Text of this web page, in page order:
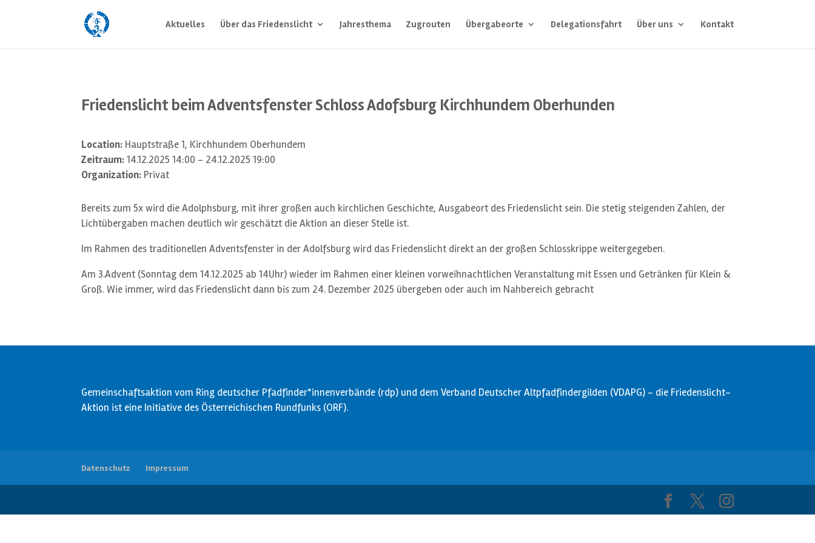
Aktuelles Über das Friedenslicht Jahresthema Zugrouten Übergabeorte Delegationsfahrt Über uns Kontakt
Friedenslicht beim Adventsfenster Schloss Adofsburg Kirchhundem Oberhunden
Location: Hauptstraße 1, Kirchhundem Oberhundem
Zeitraum:14.12.2025 14:00 - 24.12.2025 19:00
Organization: Privat
Bereits zum 5x wird die Adolphsburg, mit ihrer großen auch kirchlichen Geschichte, Ausgabeort des Friedenslicht sein. Die stetig steigenden Zahlen, der
Lichtübergaben machen deutlich wir geschätzt die Aktion an dieser Stelle ist.
Im Rahmen des traditionellen Adventsfenster in der Adolfsburg wird das Friedenslicht direkt an der großen Schlosskrippe weitergegeben.
Am 3.Advent (Sonntag dem 14.12.2025 ab 14Uhr) wieder im Rahmen einer kleinen vorweihnachtlichen Veranstaltung mit Essen und Getränken für Klein &
Groß. Wie immer, wird das Friedenslicht dann bis zum 24. Dezember 2025 übergeben oder auch im Nahbereich gebracht
Gemeinschaftsaktion vom Ring deutscher Pfadfinder*innenverbände (rdp) und dem Verband Deutscher Altpfadfindergilden (VDAPG) - die Friedenslicht-
Aktion ist eine Initiative des Österreichischen Rundfunks (ORF).
Datenschutz Impressum